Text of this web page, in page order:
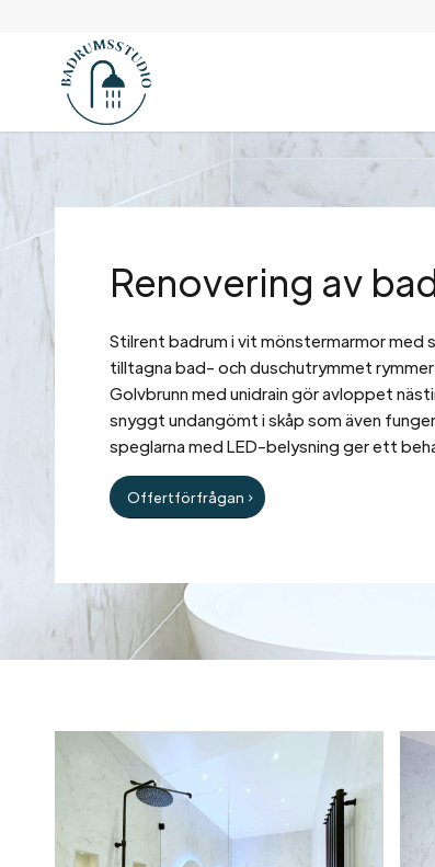
Renovering av
Stilrent badrum i vit mönstermarmor
tilltagna bad- och duschutrymmet
Golvbrunn med unidrain gör avloppet
snyggt undangömt i skåp som även
speglarna med LED-belysning ger ett
Offertförfrågan